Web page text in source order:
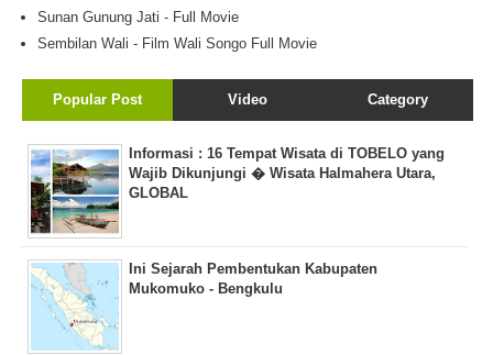
Sunan Gunung Jati - Full Movie
Sembilan Wali - Film Wali Songo Full Movie
Popular Post Video Category
Informasi : 16 Tempat Wisata di TOBELO yang
Wajib Dikunjungi � Wisata Halmahera Utara,
GLOBAL
Ini Sejarah Pembentukan Kabupaten
Mukomuko - Bengkulu